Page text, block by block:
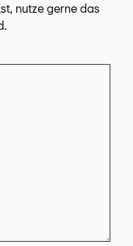
nutze gerne das